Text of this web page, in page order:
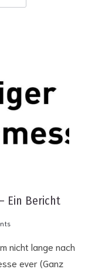
Ein Bericht
nicht lange nach
ever (Ganz